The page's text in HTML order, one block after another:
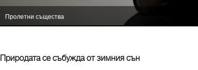
Пролетни същества
Природата се събужда от зимния сън